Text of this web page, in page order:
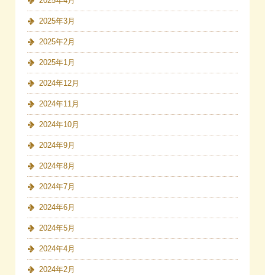
2025年3月
2025年2月
2025年1月
2024年12月
2024年11月
2024年10月
2024年9月
2024年8月
2024年7月
2024年6月
2024年5月
2024年4月
2024年2月